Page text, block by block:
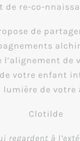
de re-co-
de
l’alignement de
votre enfant
lumière de votre
Clotilde
regardent à